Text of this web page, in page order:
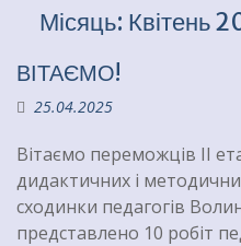
Місяць: Квітень
ВІТАЄМО!
25.04.2025
Вітаємо переможців ІІ
дидактичних і
сходинки педагогів
представлено 10 робіт